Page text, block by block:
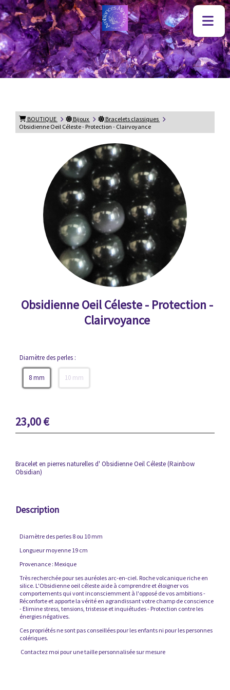
BOUTIQUE Bijoux
Bracelets classiques
Obsidienne Oeil Céleste - Protection - Clairvoyance
Obsidienne Oeil Céleste - Protection -
Clairvoyance
Diamètre des perles :
8 mm 10 mm
23,00€
Bracelet en pierres naturelles d' Obsidienne Oeil Céleste (Rainbow
Obsidian)
Description
Diamètre des perles 8 ou 10 mm
Longueur moyenne 19 cm
Provenance : Mexique
Très recherchée pour ses auréoles arc-en-ciel. Roche volcanique riche en
silice. L'Obsidienne oeil céleste aide à comprendre et éloigner vos
comportements qui vont inconsciemment à l'opposé de vos ambitions -
Réconforte et apporte la vérité en agrandissant votre champ de conscience
- Elimine stress, tensions, tristesse et inquiétudes - Protection contre les
énergies négatives.
Ces propriétés ne sont pas conseillées pour les enfants ni pour les personnes
colériques.
Contactez moi pour une taille personnalisée sur mesure